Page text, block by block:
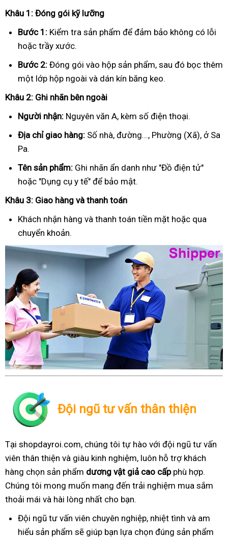
Khâu 1: Đóng gói kỹ lưỡng
Bước 1: Kiểm tra sản phẩm để đảm bảo không có lỗi
hoặc trầy xước.
Bước 2: Đóng gói vào hộp sản phẩm, sau đó bọc thêm
một lớp hộp ngoài và dán kín băng keo.
Khâu 2: Ghi nhãn bên ngoài
Người nhận: Nguyên văn A, kèm số điện thoại.
Địa chỉ giao hàng: Số nhà, đường..., Phường (Xã), ở Sa
Pa.
Tên sản phẩm: Ghi nhãn ẩn danh như "Đồ điện tử"
hoặc "Dụng cụ y tế" để bảo mật.
Khâu 3: Giao hàng và thanh toán
Khách nhận hàng và thanh toán tiền mặt hoặc qua
chuyển khoản.
Đội ngũ tư vấn thân thiện
Tại shopdayroi.com, chúng tôi tự hào với đội ngũ tư vấn
viên thân thiện và giàu kinh nghiệm, luôn hỗ trợ khách
hàng chọn sản phẩm dương vật giả cao cấpphù hợp.
Chúng tôi mong muốn mang đến trải nghiệm mua sắm
thoải mái và hài lòng nhất cho bạn.
Đội ngũ tư vấn viên chuyên nghiệp, nhiệt tình và am
hiểu sản phẩm sẽ giúp bạn lựa chọn đúng sản phẩm